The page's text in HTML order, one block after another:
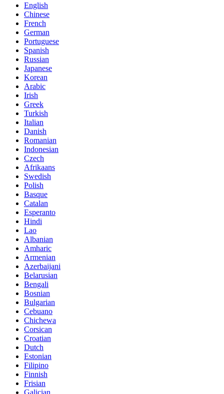
English
Chinese
French
German
Portuguese
Spanish
Russian
Japanese
Korean
Arabic
Irish
Greek
Turkish
Italian
Danish
Romanian
Indonesian
Czech
Afrikaans
Swedish
Polish
Basque
Catalan
Esperanto
Hindi
Lao
Albanian
Amharic
Armenian
Azerbaijani
Belarusian
Bengali
Bosnian
Bulgarian
Cebuano
Chichewa
Corsican
Croatian
Dutch
Estonian
Filipino
Finnish
Frisian
Galician